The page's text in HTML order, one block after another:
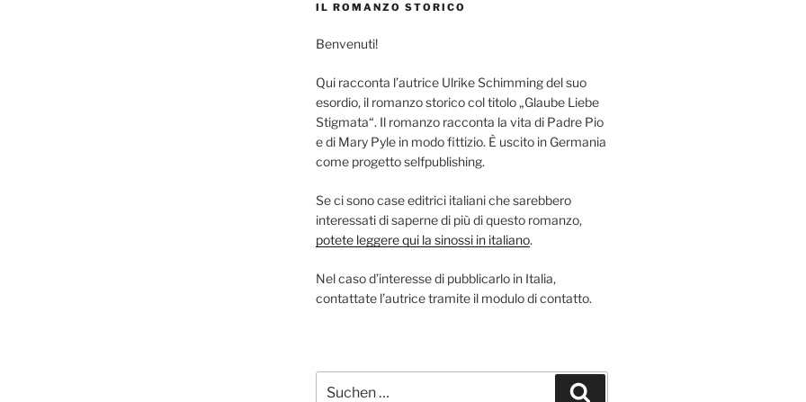
IL ROMANZO STORICO
Benvenuti!
Qui racconta l’autrice Ulrike Schimming del suo
esordio, il romanzo storico col titolo „Glaube Liebe
Stigmata“. Il romanzo racconta la vita di Padre Pio
e di Mary Pyle in modo fittizio. È uscito in Germania
come progetto selfpublishing.
Se ci sono case editrici italiani che sarebbero
interessati di saperne di più di questo romanzo,
potete leggere qui la sinossi in italiano.
Nel caso d’interesse di pubblicarlo in Italia,
contattate l’autrice tramite il modulo di contatto.